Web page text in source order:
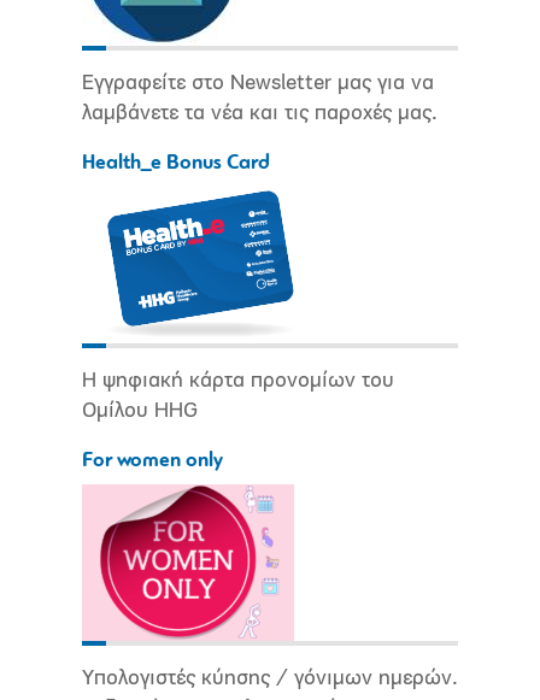
Εγγραφείτε στο Newsletter μας για να
λαμβάνετε τα νέα και τις παροχές μας.
Health_e Bonus Card
Η ψηφιακή κάρτα προνομίων του
Ομίλου HHG
For women only
Υπολογιστές κύησης / γόνιμων ημερών.